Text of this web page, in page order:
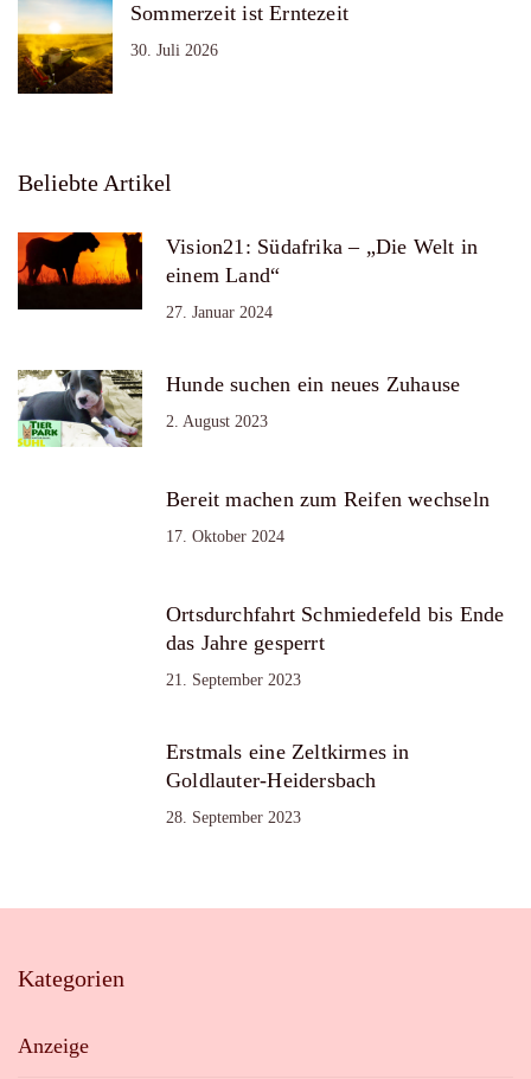
Sommerzeit ist Erntezeit
30. Juli 2026
Beliebte Artikel
Vision21: Südafrika – „Die Welt in
einem Land“
27. Januar 2024
Hunde suchen ein neues Zuhause
2. August 2023
Bereit machen zum Reifen wechseln
17. Oktober 2024
Ortsdurchfahrt Schmiedefeld bis Ende
das Jahre gesperrt
21. September 2023
Erstmals eine Zeltkirmes in
Goldlauter-Heidersbach
28. September 2023
Kategorien
Anzeige